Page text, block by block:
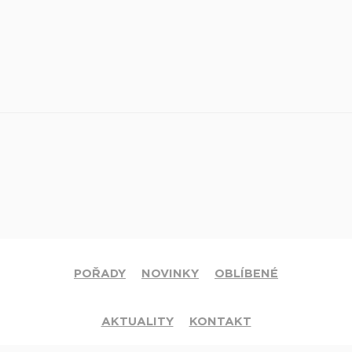
POŘADY NOVINKY OBLÍBENÉ
AKTUALITY KONTAKT